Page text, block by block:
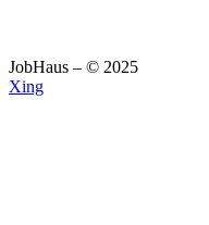
JobHaus – © 2025
Xing